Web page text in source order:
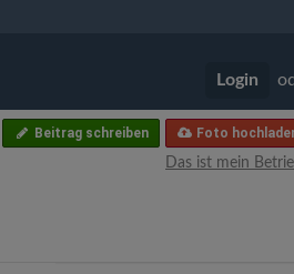
Login
Foto
Beitrag schreiben
Das ist mein